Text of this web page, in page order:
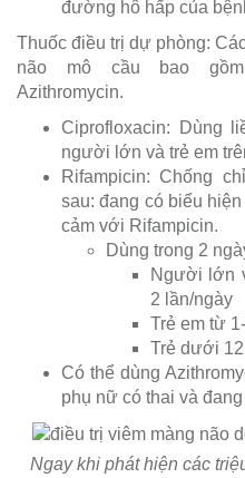
đường hô hấp của
Thuốc điều trị dự phòng:
não mô cầu bao gồm
Azithromycin.
Ciprofloxacin: Dùng
người lớn và trẻ em
Rifampicin: Chống
sau: đang có biểu
cảm với Rifampicin.
Dùng trong 2
Người lớn
2 lần/ngày
Trẻ em từ
Trẻ dưới
Có thể dùng
phụ nữ có thai và
Ngay khi phát hiện các